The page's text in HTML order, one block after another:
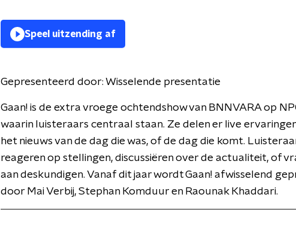
Speel uitzending af
Gepresenteerd door: Wisselende presentatie
Gaan! is de extra vroege ochtendshow van BNNVARA op
waarin luisteraars centraal staan. Ze delen er live
het nieuws van de dag die was, of de dag die komt.
reageren op stellingen, discussiëren over de actualiteit, of
aan deskundigen. Vanaf dit jaar wordt Gaan! afwisselend
door Mai Verbij, Stephan Komduur en Raounak Khaddari.